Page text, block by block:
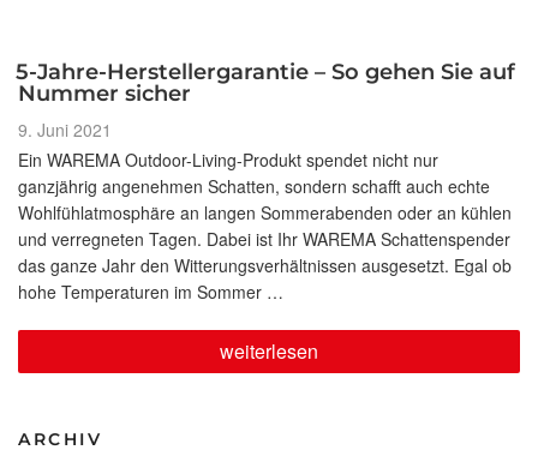
5-Jahre-Herstellergarantie – So gehen Sie auf
Nummer sicher
Veröffentlicht
am
9. Juni 2021
Ein WAREMA Outdoor-Living-Produkt spendet nicht nur
ganzjährig angenehmen Schatten, sondern schafft auch echte
Wohlfühlatmosphäre an langen Sommerabenden oder an kühlen
und verregneten Tagen. Dabei ist Ihr WAREMA Schattenspender
das ganze Jahr den Witterungsverhältnissen ausgesetzt. Egal ob
hohe Temperaturen im Sommer …
„5-
Jahre-
weiterlesen
ARCHIV